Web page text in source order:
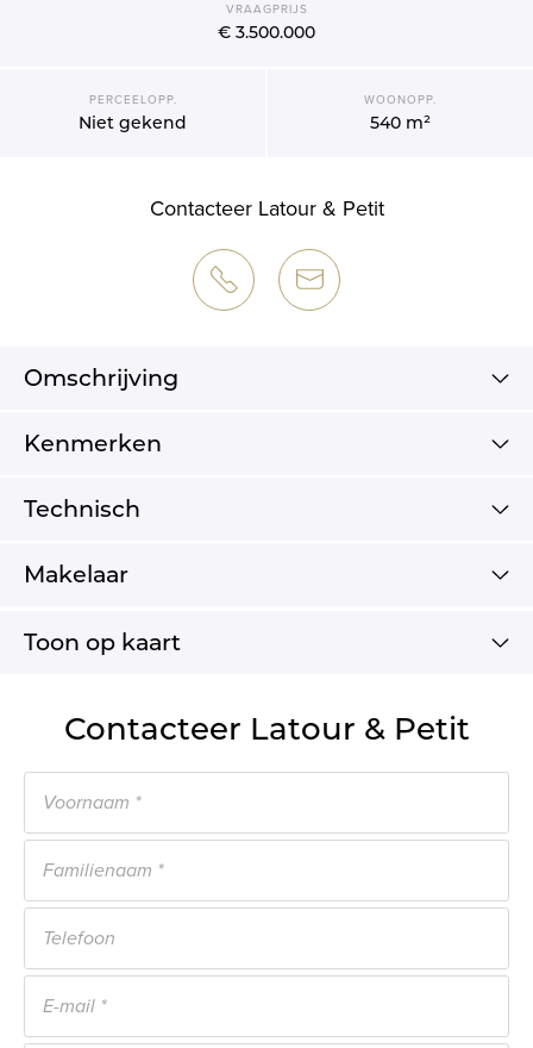
VRAAGPRIJS
€ 3.500.000
PERCEELOPP.
Niet gekend
WOONOPP.
540 m²
Contacteer Latour & Petit
Omschrijving
Kenmerken
Technisch
Makelaar
Toon op kaart
Contacteer Latour & Petit